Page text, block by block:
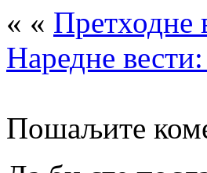
« « Претходне
Наредне
Пошаљите